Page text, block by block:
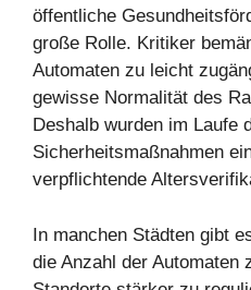
öffentliche
große Rolle. Kritiker
Automaten zu leicht
gewisse Normalität des
Deshalb wurden im Laufe
Sicherheitsmaßnahmen
verpflichtende
In manchen Städten gibt
die Anzahl der Automaten